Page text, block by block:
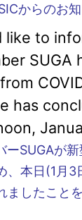
からのお知
like to
SUGA
has
ーSUGAが
、本日(1月3
ましたこと